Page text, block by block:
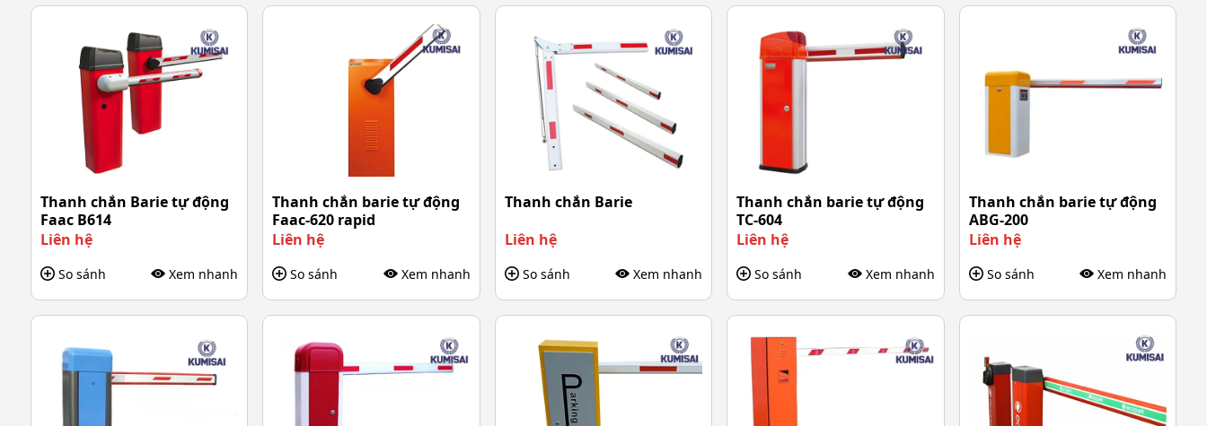
Thanh chắn Barie tự động
Faac B614
Liên hệ
So sánh Xem nhanh
Thanh chắn barie tự động
Faac-620 rapid
Liên hệ
So sánh Xem nhanh
Thanh chắn Barie
Liên hệ
So sánh Xem nhanh
Thanh chắn barie tự động
TC-604
Liên hệ
So sánh Xem nhanh
Thanh chắn barie tự động
ABG-200
Liên hệ
So sánh Xem nhanh